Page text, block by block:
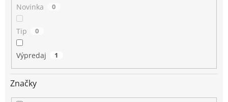
Novinka 0
Tip 0
Výpredaj 1
Značky